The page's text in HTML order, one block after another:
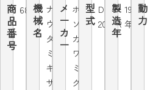
商
品
番
号
6846機
械
名
ナ
ウ
タ
ミ
キ
サ
メ
ー
カ
ー
ホ
ソ
カ
ワ
ミ
ク
型
式
DBX-
2000R
製
造
年
1990
年
動
力